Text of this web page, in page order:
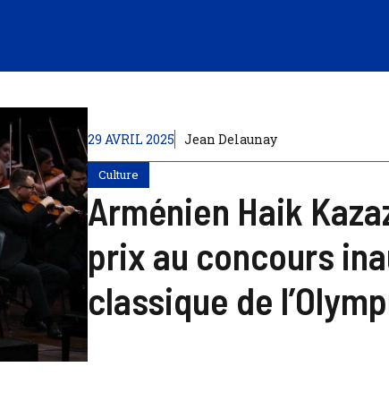
29 AVRIL 2025 Jean Delaunay
Culture
Arménien Haik
prix au concours
classique de